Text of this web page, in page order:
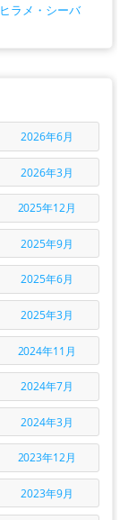
メ・シーバ
2026年6月
2026年3月
2025年12月
2025年9月
2025年6月
2025年3月
2024年11月
2024年7月
2024年3月
2023年12月
2023年9月